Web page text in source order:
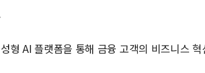
형 AI 플랫폼을 통해 금융 고객의 비즈니스